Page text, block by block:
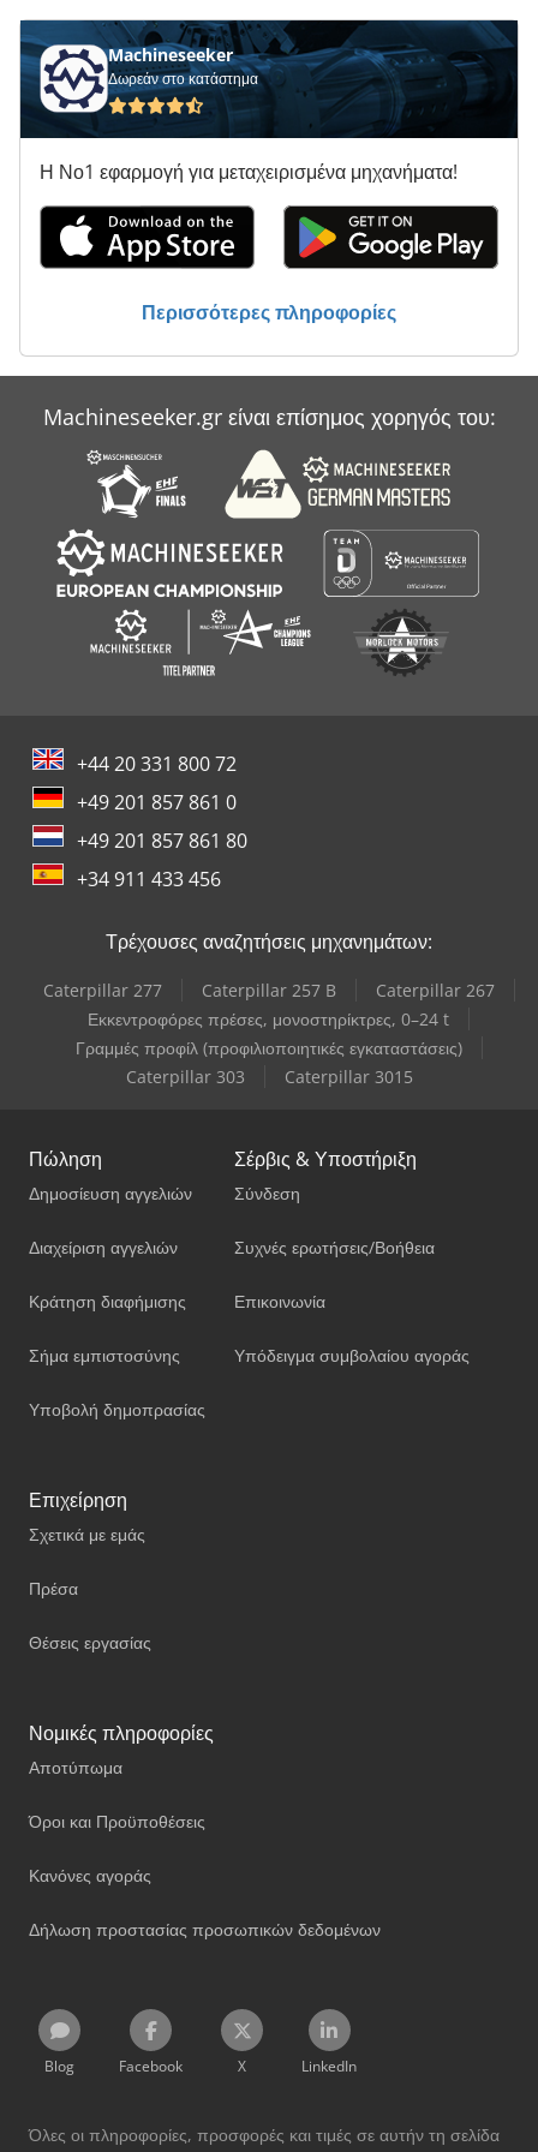
Στρώνοντας Με Άμμο Φραγμό Με Εκχύλιση
Τη Σειρά Του Πίνακα
Τύπος Πίνακα
Machineseeker
Δωρεάν στο κατάστημα
Η Νο1 εφαρμογή για μεταχειρισμένα μηχανήματα!
Περισσότερες πληροφορίες
Machineseeker.gr είναι επίσημος χορηγός του:
+44 20 331 800 72
+49 201 857 861 0
+49 201 857 861 80
+34 911 433 456
Τρέχουσες αναζητήσεις μηχανημάτων:
Caterpillar 277 Caterpillar 257 B
Caterpillar 267
Εκκεντροφόρες πρέσες, μονοστηρίκτρες, 0–24 t
Γραμμές προφίλ (προφιλιοποιητικές εγκαταστάσεις)
Caterpillar 303
Caterpillar 3015
Πώληση
Δημοσίευση αγγελιών
Διαχείριση αγγελιών
Κράτηση διαφήμισης
Σήμα εμπιστοσύνης
Υποβολή δημοπρασίας
Σέρβις & Υποστήριξη
Σύνδεση
Συχνές ερωτήσεις/Βοήθεια
Επικοινωνία
Υπόδειγμα συμβολαίου αγοράς
Επιχείρηση
Σχετικά με εμάς
Πρέσα
Θέσεις εργασίας
Νομικές πληροφορίες
Αποτύπωμα
Όροι και Προϋποθέσεις
Κανόνες αγοράς
Δήλωση προστασίας προσωπικών δεδομένων
Blog Facebook X LinkedIn
Όλες οι πληροφορίες, προσφορές και τιμές σε αυτήν τη σελίδα